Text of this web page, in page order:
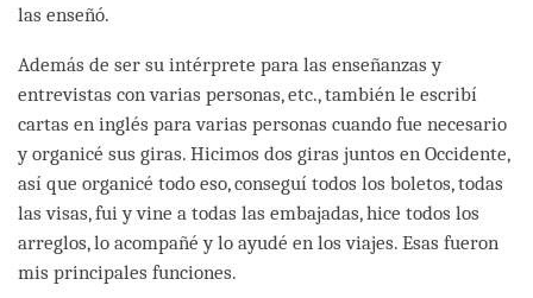
las enseñó.
Además de ser su intérprete para las enseñanzas y
entrevistas con varias personas, etc., también le escribí
cartas en inglés para varias personas cuando fue necesario
y organicé sus giras. Hicimos dos giras juntos en Occidente,
así que organicé todo eso, conseguí todos los boletos, todas
las visas, fui y vine a todas las embajadas, hice todos los
arreglos, lo acompañé y lo ayudé en los viajes. Esas fueron
mis principales funciones.